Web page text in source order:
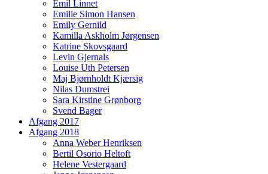
Emil Linnet
Emilie Simon Hansen
Emily Gernild
Kamilla Askholm Jørgensen
Katrine Skovsgaard
Levin Gjernals
Louise Uth Petersen
Maj Bjørnholdt Kjærsig
Nilas Dumstrei
Sara Kirstine Grønborg
Svend Bager
Afgang 2017
Afgang 2018
Anna Weber Henriksen
Bertil Osorio Heltoft
Helene Vestergaard